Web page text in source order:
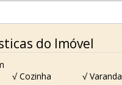
do Imóvel
√ Cozinha √ Varanda